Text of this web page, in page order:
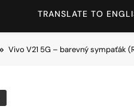
TRANSLATE TO
Vivo V21 5G – barevný sympaťák